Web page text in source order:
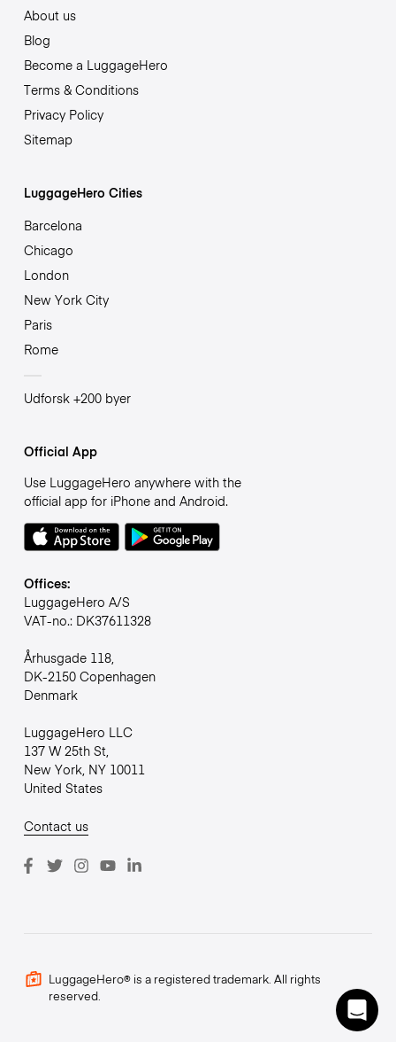
About us
Blog
Become a LuggageHero
Terms & Conditions
Privacy Policy
Sitemap
LuggageHero Cities
Barcelona
Chicago
London
New York City
Paris
Rome
Udforsk +200 byer
Official App
Use LuggageHero anywhere with the
official app for iPhone and Android.
Offices:
LuggageHero A/S
VAT-no.: DK37611328
Århusgade 118,
DK-2150 Copenhagen
Denmark
LuggageHero LLC
137 W 25th St,
New York, NY 10011
United States
Contact us
LuggageHero® is a registered trademark. All rights
reserved.